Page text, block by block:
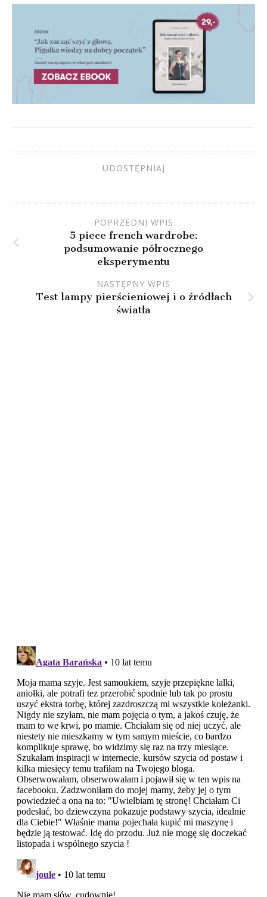
UDOSTĘPNIAJ
POPRZEDNI WPIS
5 piece french wardrobe:
podsumowanie półrocznego
eksperymentu
NASTĘPNY WPIS
Test lampy pierścieniowej i o źródłach
światła